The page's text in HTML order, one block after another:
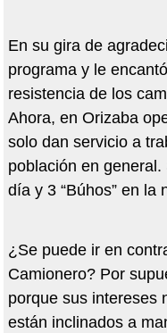
En su gira de
programa y le
resistencia de los
Ahora, en Orizaba
solo dan servicio a
población en general.
día y 3 “Búhos” en la
¿Se puede ir en
Camionero? Por
porque sus intereses
están inclinados a